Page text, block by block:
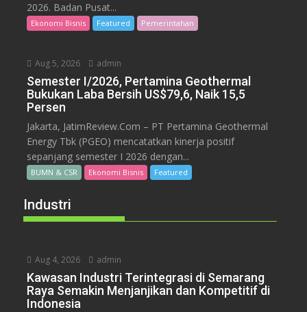
2026. Badan Pusat...
Ekonomi Bisnis Featured Pemerintahan
Aug 5, 2026 admin
Semester I/2026, Pertamina Geothermal
Bukukan Laba Bersih US$79,6, Naik 15,5
Persen
Jakarta, JatimReview.Com – PT Pertamina Geothermal
Energy Tbk (PGEO) mencatatkan kinerja positif
sepanjang semester I 2026 dengan...
BUMN & CSR Ekonomi Bisnis Featured
Industri
Aug 4, 2026 admin
Kawasan Industri Terintegrasi di Semarang
Raya Semakin Menjanjikan dan Kompetitif di
Indonesia